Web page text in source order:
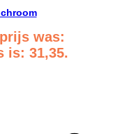
was:
is: 31,35.